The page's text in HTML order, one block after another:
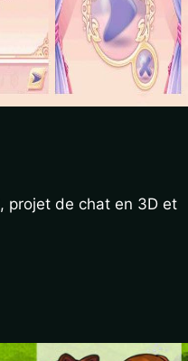
, projet de chat en 3D et